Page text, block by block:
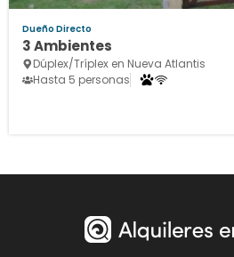
Dueño Directo
3 Ambientes
Dúplex/Tríplex en Nueva Atlantis
Hasta 5 personas